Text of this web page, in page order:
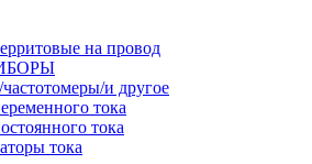
на провод
и другое
тока
тока
тока